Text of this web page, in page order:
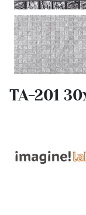
TA-201